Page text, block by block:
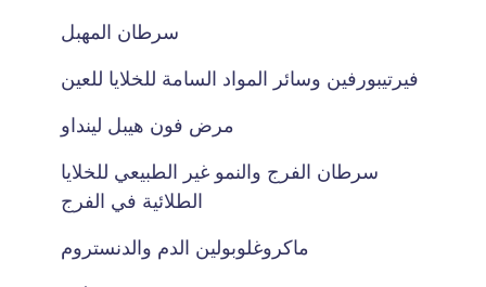
سرطان المهبل
فيرتيبورفين وسائر المواد السامة للخلايا للعين
مرض فون هيبل لينداو
سرطان الفرج والنمو غير الطبيعي للخلايا
الطلائية في الفرج
ماكروغلوبولين الدم والدنستروم